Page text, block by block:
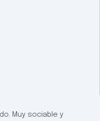
Muy sociable y